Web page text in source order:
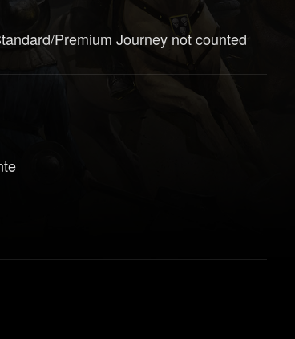
Premium Journey not counted